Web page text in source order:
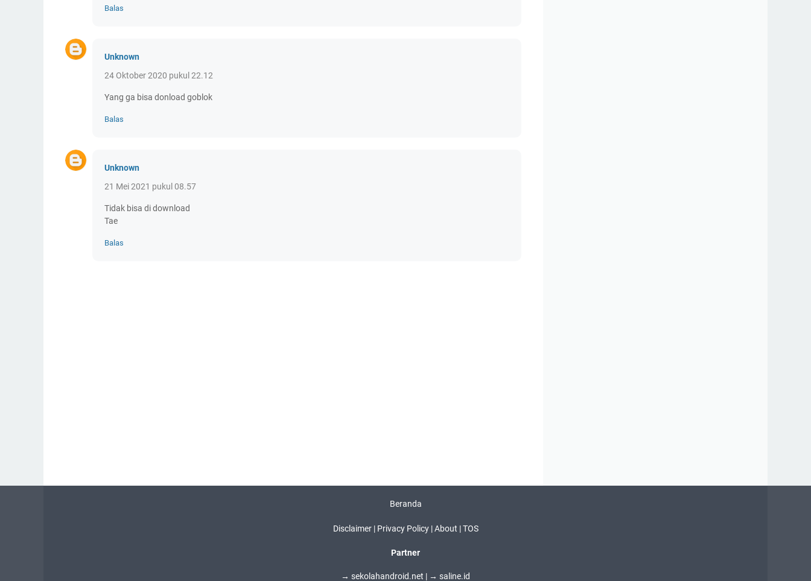
Balas
Unknown
24 Oktober 2020 pukul 22.12
Yang ga bisa donload goblok
Balas
Unknown
21 Mei 2021 pukul 08.57
Tidak bisa di download
Tae
Balas
Beranda
Disclaimer | Privacy Policy |About |TOS
Partner
→ sekolahandroid.net | → saline.id